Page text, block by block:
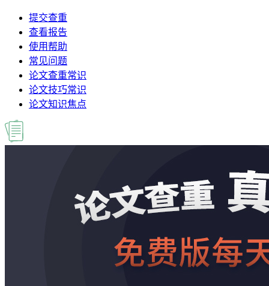
提交查重
查看报告
使用帮助
常见问题
论文查重常识
论文技巧常识
论文知识焦点